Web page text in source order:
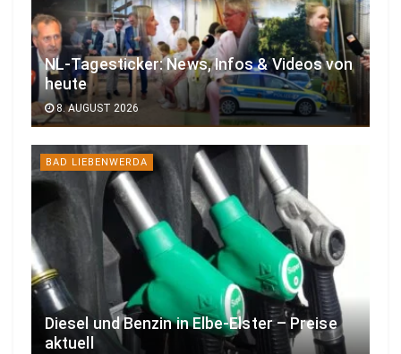
NL-Tagesticker: News, Infos & Videos von
heute
8. AUGUST 2026
BAD LIEBENWERDA
Diesel und Benzin in Elbe-Elster – Preise
aktuell